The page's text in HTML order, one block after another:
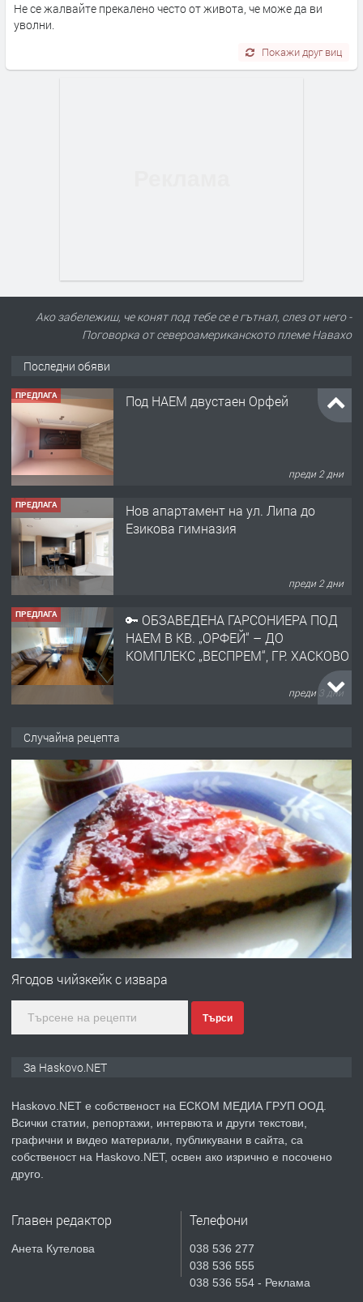
Не се жалвайте прекалено често от живота, че може да ви
уволни.
Покажи друг виц
Ако забележиш, че конят под тебе се е гътнал, слез от него -
Поговорка от североамериканското племе Навахо
Последни обяви
Под НАЕМ двустаен Орфей
ПРЕДЛАГА
Нов апартамент на ул. Липа до
преди 2 дни
ПРЕДЛАГА
🔑 ОБЗАВЕДЕНА ГАРСОНИЕРА ПОД
НАЕМ В КВ. „ОРФЕЙ“ – ДО
преди 3 дни
ПРЕДЛАГА
НАПЪЛНО ОБЗАВЕДЕН И
ОБОРУДВАН ТРИСТАЕН
АПАРТАМЕНТ В ЦЕНТЪРА НА ГР.
преди 4 дни
преди 4 дни
ПРЕДЛАГА
№4120 Магазин/Офис под наем в кв.
Любен Каравелов, Хасково-близо до
градската градина!
преди 4 дни
ПРЕДЛАГА
ПРОСТОРЕН ТРИСТАЕН
КУБА
асфалт 0889 537 426
преди 5 дни
№4119 Едностаен обзаведен
Случайна рецепта
Ягодов чийзкейк с извара
Търси
За Haskovo.NET
Haskovo.NET е собственост на ЕСКОМ МЕДИА ГРУП ООД.
Всички статии, репортажи, интервюта и други текстови,
графични и видео материали, публикувани в сайта, са
собственост на Haskovo.NET, освен ако изрично е посочено
друго.
Главен редактор
Анета Кутелова
Телефони
038 536 277
038 536 555
038 536 554 - Реклама